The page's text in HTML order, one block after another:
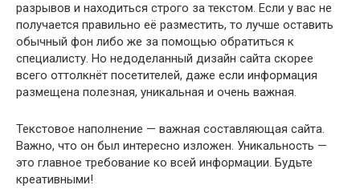
разрывов и находиться строго за текстом. Если у вас не
получается правильно её разместить, то лучше оставить
обычный фон либо же за помощью обратиться к
специалисту. Но недоделанный дизайн сайта скорее
всего оттолкнёт посетителей, даже если информация
размещена полезная, уникальная и очень важная.
Текстовое наполнение — важная составляющая сайта.
Важно, что он был интересно изложен. Уникальность —
это главное требование ко всей информации. Будьте
креативными!